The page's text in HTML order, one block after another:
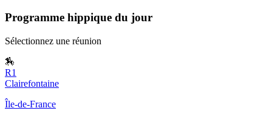
Programme hippique du jour
Sélectionnez une réunion
🏇
R1
Clairefontaine
Île-de-France